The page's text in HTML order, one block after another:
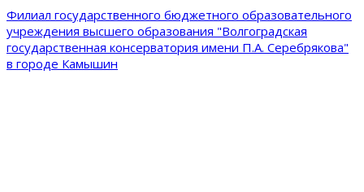
Филиал государственного бюджетного образовательного
учреждения высшего образования "Волгоградская
государственная консерватория имени П.А. Серебрякова"
в городе Камышин